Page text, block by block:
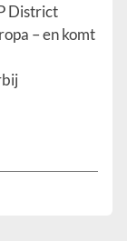
District
– en komt